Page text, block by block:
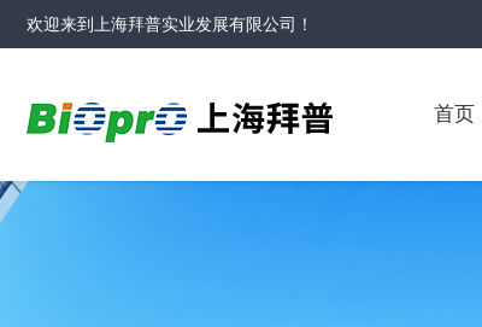
欢迎来到 上海拜普实业发展有限公司 ！
首页